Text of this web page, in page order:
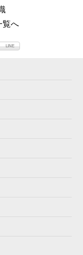
覧へ
LINE